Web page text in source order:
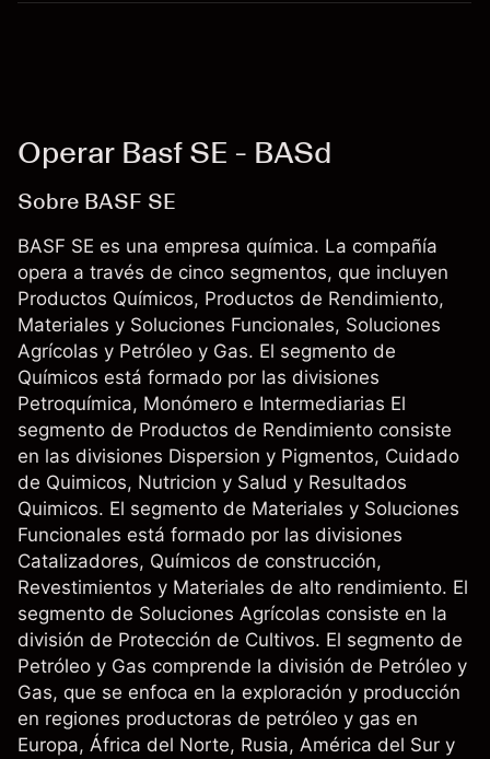
Operar Basf SE - BASd
Sobre BASF SE
BASF SE es una empresa química. La compañía
opera a través de cinco segmentos, que incluyen
Productos Químicos, Productos de Rendimiento,
Materiales y Soluciones Funcionales, Soluciones
Agrícolas y Petróleo y Gas. El segmento de
Químicos está formado por las divisiones
Petroquímica, Monómero e Intermediarias El
segmento de Productos de Rendimiento consiste
en las divisiones Dispersion y Pigmentos, Cuidado
de Quimicos, Nutricion y Salud y Resultados
Quimicos. El segmento de Materiales y Soluciones
Funcionales está formado por las divisiones
Catalizadores, Químicos de construcción,
Revestimientos y Materiales de alto rendimiento. El
segmento de Soluciones Agrícolas consiste en la
división de Protección de Cultivos. El segmento de
Petróleo y Gas comprende la división de Petróleo y
Gas, que se enfoca en la exploración y producción
en regiones productoras de petróleo y gas en
Europa, África del Norte, Rusia, América del Sur y